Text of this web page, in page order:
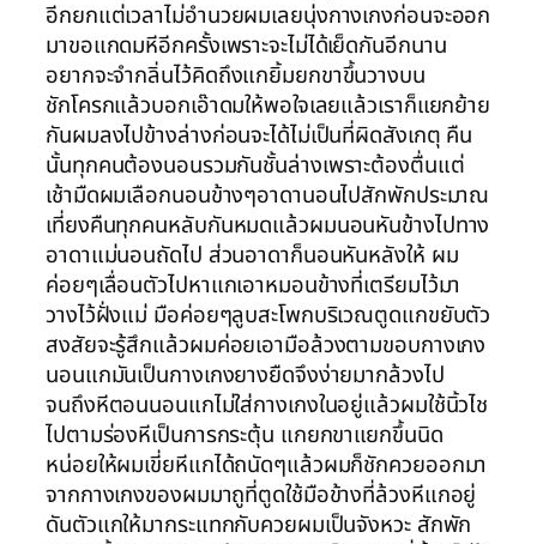
อีกยกแต่เวลาไม่อำนวยผมเลยนุ่งกางเกงก่อนจะออก
มาขอแกดมหีอีกครั้งเพราะจะไม่ได้เย็ดกันอีกนาน
อยากจะจำกลิ่นไว้คิดถึงแกยิ้มยกขาขึ้นวางบน
ชักโครกแล้วบอกเอ๊าดมให้พอใจเลยแล้วเราก็แยกย้าย
กันผมลงไปข้างล่างก่อนจะได้ไม่เป็นที่ผิดสังเกตุ คืน
นั้นทุกคนต้องนอนรวมกันชั้นล่างเพราะต้องตื่นแต่
เช้ามืดผมเลือกนอนข้างๆอาดานอนไปสักพักประมาณ
เที่ยงคืนทุกคนหลับกันหมดแล้วผมนอนหันข้างไปทาง
อาดาแม่นอนถัดไป ส่วนอาดาก็นอนหันหลังให้ ผม
ค่อยๆเลื่อนตัวไปหาแกเอาหมอนข้างที่เตรียมไว้มา
วางไว้ฝั่งแม่ มือค่อยๆลูบสะโพกบริเวณตูดแกขยับตัว
สงสัยจะรู้สึกแล้วผมค่อยเอามือล้วงตามขอบกางเกง
นอนแกมันเป็นกางเกงยางยืดจึงง่ายมากล้วงไป
จนถึงหีตอนนอนแกไม่ใส่กางเกงในอยู่แล้วผมใช้นิ้วไช
ไปตามร่องหีเป็นการกระตุ้น แกยกขาแยกขึ้นนิด
หน่อยให้ผมเขี่ยหีแกได้ถนัดๆแล้วผมก็ชักควยออกมา
จากกางเกงของผมมาถูที่ตูดใช้มือข้างที่ล้วงหีแกอยู่
ดันตัวแกให้มากระแทกกับควยผมเป็นจังหวะ สักพัก